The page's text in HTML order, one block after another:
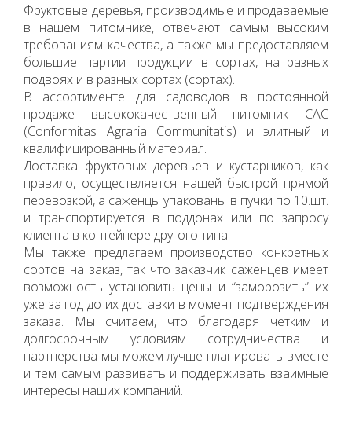
Фруктовые деревья, производимые и продаваемые
в нашем питомнике, отвечают самым высоким
требованиям качества, а также мы предоставляем
большие партии продукции в сортах, на разных
подвоях и в разных сортах (сортах).
В ассортименте для садоводов в постоянной
продаже высококачественный питомник CAC
(Conformitas Agraria Communitatis) и элитный и
квалифицированный материал.
Доставка фруктовых деревьев и кустарников, как
правило, осуществляется нашей быстрой прямой
перевозкой, а саженцы упакованы в пучки по 10.шт.
и транспортируется в поддонах или по запросу
клиента в контейнере другого типа.
Мы также предлагаем производство конкретных
сортов на заказ, так что заказчик саженцев имеет
возможность установить цены и “заморозить” их
уже за год до их доставки в момент подтверждения
заказа. Мы считаем, что благодаря четким и
долгосрочным условиям сотрудничества и
партнерства мы можем лучше планировать вместе
и тем самым развивать и поддерживать взаимные
интересы наших компаний.